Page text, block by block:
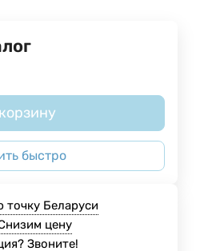
быстро
Беларуси
цену
Звоните!